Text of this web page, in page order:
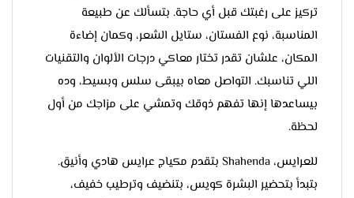
تركيز على رغبتك قبل أي حاجة. بتسألك عن طبيعة
المناسبة، نوع الفستان، ستايل الشعر، وكمان إضاءة
المكان، علشان تقدر تختار معاكي درجات الألوان والتقنيات
اللي تناسبك. التواصل معاه بيبقى سلس وبسيط، وده
بيساعدها إنها تفهم ذوقك وتمشي على مزاجك من أول
لحظة.
للعرايس، Shahenda بتقدم مكياج عرايس هادي وأنيق.
بتبدأ بتحضير البشرة كويس، بتنضيف وترطيب خفيف،